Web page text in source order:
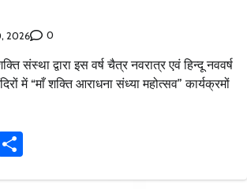
2026 0
संस्था द्वारा इस वर्ष चैत्र नवरात्र एवं हिन्दू नववर्ष
में “माँ शक्ति आराधना संध्या महोत्सव” कार्यक्रमों